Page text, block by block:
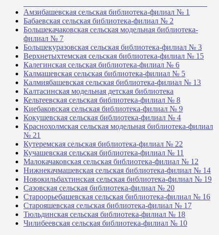
Амзибашевская сельская библиотека-филиал № 1
Бабаевская сельская библиотека-филиал № 2
Большекачаковская сельская модельная библиотека-
филиал № 7
Большекуразовская сельская библиотека-филиал № 3
Верхнетыхтемская сельская библиотека-филиал № 15
Калегинская сельская библиотека-филиал № 6
Калмашевская сельская библиотека-филиал № 5
Калмиябашевская сельская библиотека-филиал № 13
Калтасинская модельная детская библиотека
Кельтеевская сельская библиотека-филиал № 8
Киебаковская сельская библиотека-филиал № 9
Кокушевская сельская библиотека-филиал № 4
Краснохолмская сельская модельная библиотека-филиал
№ 21
Кутеремская сельская библиотека-филиал № 22
Кучашевская сельская библиотека-филиал № 11
Малокачаковская сельская библиотека-филиал № 12
Нижнекачмашевская сельская библиотека-филиал № 14
Новокильбахтинская сельская библиотека-филиал № 19
Сазовская сельская библиотека-филиал № 20
Староорьебашевская сельская библиотека-филиал № 16
Старояшевская сельская библиотека-филиал № 17
Тюльдинская сельская библиотека-филиал № 18
Чилибеевская сельская библиотека-филиал № 10